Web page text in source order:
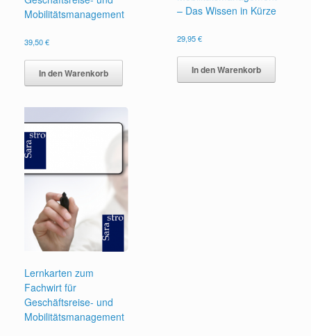
Mobilitätsmanagement
39,50€
In den Warenkorb
– Das Wissen in Kürze
29,95€
In den Warenkorb
Lernkarten zum
Fachwirt für
Geschäftsreise- und
Mobilitätsmanagement